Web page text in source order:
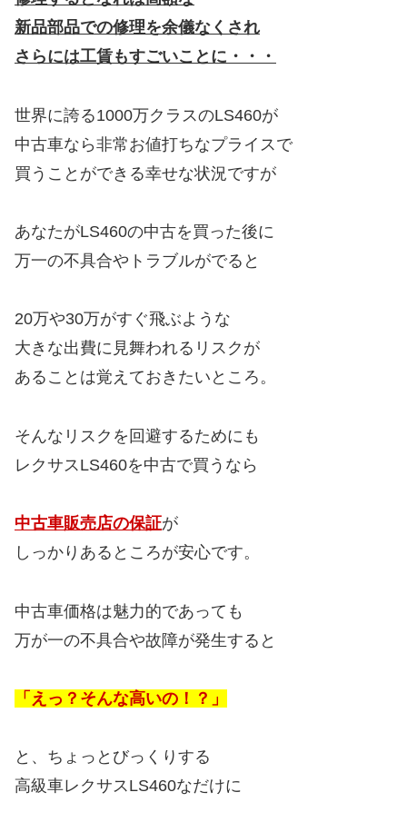
新品部品での修理を余儀なくされ
さらには工賃もすごいことに・・・
世界に誇る1000万クラスのLS460が
中古車なら非常お値打ちなプライスで
買うことができる幸せな状況ですが
あなたがLS460の中古を買った後に
万一の不具合やトラブルがでると
20万や30万がすぐ飛ぶような
大きな出費に見舞われるリスクが
あることは覚えておきたいところ。
そんなリスクを回避するためにも
レクサスLS460を中古で買うなら
中古車販売店の保証が
しっかりあるところが安心です。
中古車価格は魅力的であっても
万が一の不具合や故障が発生すると
「えっ？そんな高いの！？」
と、ちょっとびっくりする
高級車レクサスLS460なだけに